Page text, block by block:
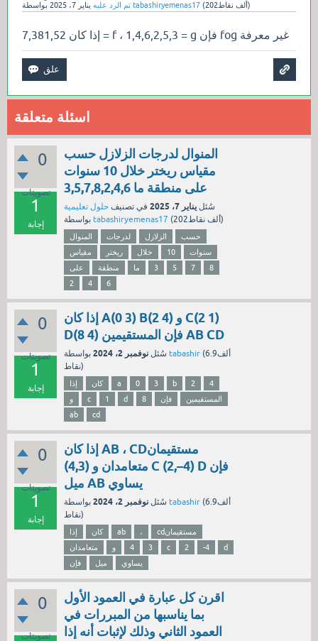
تم الرد عليه يناير 7، 2025 tabashiryemenas17 ( 202ألفنقاط)
إذا كان 7,381,52 = f ، 1,4,6,2,5,3 = g فإن fog غير معرفة
اسئلة متعلقة
0
تصويتات
1
إجابة
المنوال لدرجات الزلازل حسب
مقياس ريختر خلال 10 سنوات
على منطقة ما 3,5,7,8,2,4,6
سُئل يناير 7، 2025 في تصنيف حلول تعليمية
tabashiryemenas17 ( 202ألفنقاط)
المنوال لدرجات الزلازل
حسب
مقياس
ريختر خلال 10
سنوات
على
منطقة ما 3 5 7
8
2
4 6
0
تصويتات
1
إجابة
إذا كان A(0 3) B(2 4) و C(2 1)
D(8 4) فإن المستقيمين AB CD
سُئل نوفمبر 2، 2024 tabashir (
6.9ألف
نقاط)
إذا كان a 0 3 b 2
4
و
c 1 d 8 فإن
المستقيمين
ab
cd
0
تصويتات
1
إجابة
إذا كان AB ، CDمستقيمان
متعامدان و (4,3) C (2,–4) D فإن
ميل AB يساوي
سُئل نوفمبر 2، 2024 tabashir (
6.9ألف
نقاط)
إذا كان ab ،
cdمستقيمان
متعامدان
و 4 3 c 2 -4
d
فإن
ميل يساوي
0
تصويتات
اقرن كل عبارة في العمود الأول
بما يناسبها من المبررات في
العمود الثاني وذلك لإثبات أنه إذا